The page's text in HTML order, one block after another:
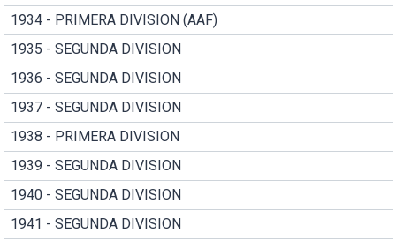
1934 - PRIMERA DIVISION (AAF)
1935 - SEGUNDA DIVISION
1936 - SEGUNDA DIVISION
1937 - SEGUNDA DIVISION
1938 - PRIMERA DIVISION
1939 - SEGUNDA DIVISION
1940 - SEGUNDA DIVISION
1941 - SEGUNDA DIVISION